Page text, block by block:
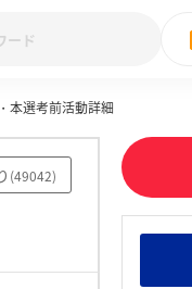
んなの新卒就職人気企業ラ
28卒 IT・DX現場社員イン
本選考前活動詳細
(49042)